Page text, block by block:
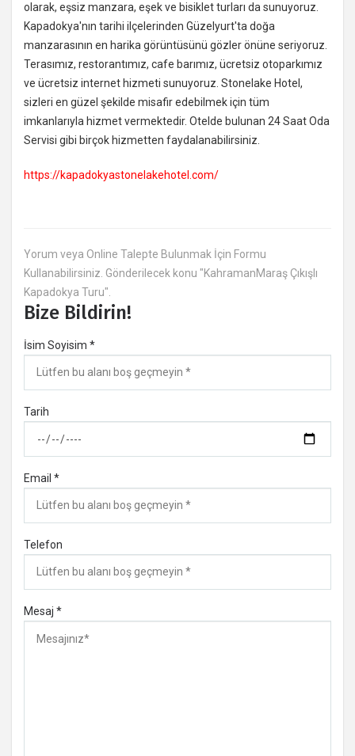
olarak, eşsiz manzara, eşek ve bisiklet turları da sunuyoruz.
Kapadokya'nın tarihi ilçelerinden Güzelyurt'ta doğa
manzarasının en harika görüntüsünü gözler önüne seriyoruz.
Terasımız, restorantımız, cafe barımız, ücretsiz otoparkımız
ve ücretsiz internet hizmeti sunuyoruz. Stonelake Hotel,
sizleri en güzel şekilde misafir edebilmek için tüm
imkanlarıyla hizmet vermektedir. Otelde bulunan 24 Saat Oda
Servisi gibi birçok hizmetten faydalanabilirsiniz.
https://kapadokyastonelakehotel.com/
Yorum veya Online Talepte Bulunmak İçin Formu
Kullanabilirsiniz. Gönderilecek konu "KahramanMaraş Çıkışlı
Kapadokya Turu".
Bize Bildirin!
İsim Soyisim *
Tarih
Email *
Telefon
Mesaj *